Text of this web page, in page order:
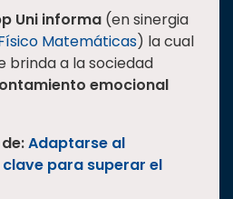
Uni informa (en sinergia
Matemáticas) la cual
brinda a la sociedad
emocional
Adaptarse al
para superar el